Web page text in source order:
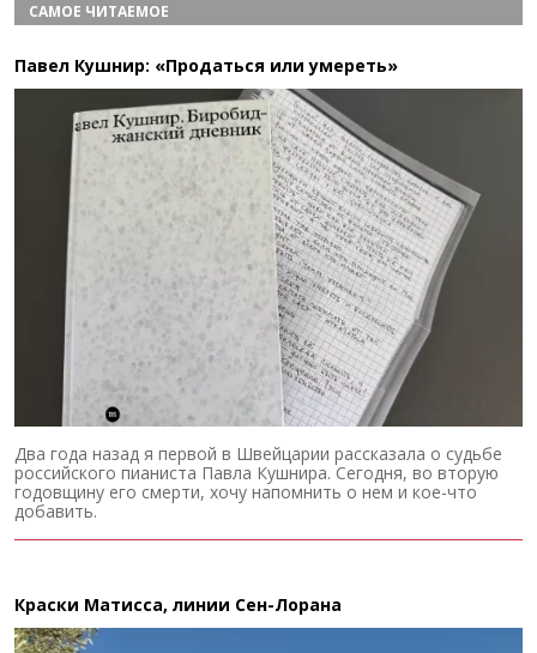
САМОЕ ЧИТАЕМОЕ
Павел Кушнир: «Продаться или умереть»
Два года назад я первой в Швейцарии рассказала о судьбе
российского пианиста Павла Кушнира. Сегодня, во вторую
годовщину его смерти, хочу напомнить о нем и кое-что
добавить.
Краски Матисса, линии Сен-Лорана